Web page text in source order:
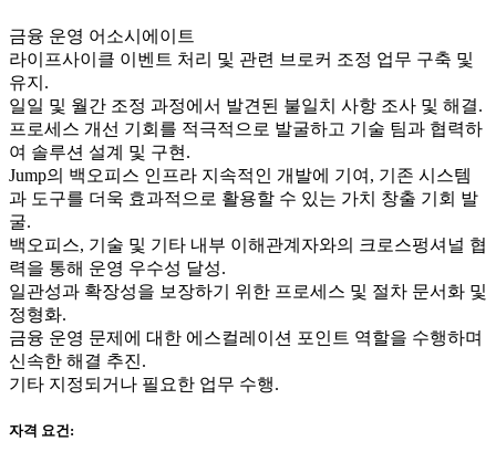
금융 운영 어소시에이트
라이프사이클 이벤트 처리 및 관련 브로커 조정 업무 구축 및
유지.
일일 및 월간 조정 과정에서 발견된 불일치 사항 조사 및 해결.
프로세스 개선 기회를 적극적으로 발굴하고 기술 팀과 협력하
여 솔루션 설계 및 구현.
Jump의 백오피스 인프라 지속적인 개발에 기여, 기존 시스템
과 도구를 더욱 효과적으로 활용할 수 있는 가치 창출 기회 발
굴.
백오피스, 기술 및 기타 내부 이해관계자와의 크로스펑셔널 협
력을 통해 운영 우수성 달성.
일관성과 확장성을 보장하기 위한 프로세스 및 절차 문서화 및
정형화.
금융 운영 문제에 대한 에스컬레이션 포인트 역할을 수행하며
신속한 해결 추진.
기타 지정되거나 필요한 업무 수행.
자격 요건: